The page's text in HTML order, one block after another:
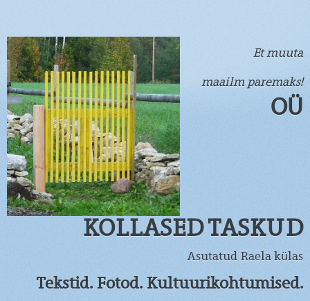
Et muuta
maailm paremaks!
OÜ
KOLLASED TASKUD
Asutatud Raela külas
Tekstid. Fotod. Kultuurikohtumised.